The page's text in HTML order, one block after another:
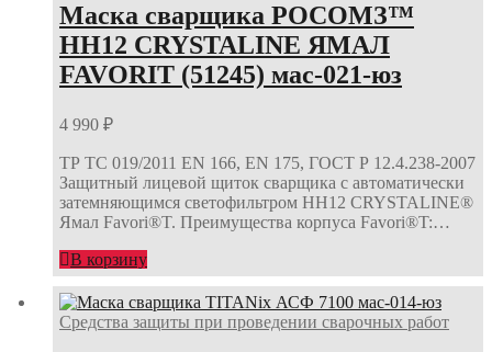
Маска сварщика РОСОМЗ™
НН12 CRYSTALINE ЯМАЛ
FAVORIT (51245) мас-021-юз
4 990 ₽
ТР ТС 019/2011 EN 166, EN 175, ГОСТ Р 12.4.238-2007
Защитный лицевой щиток сварщика с автоматически
затемняющимся светофильтром НН12 CRYSTALINE®
Ямал Favori®T. Преимущества корпуса Favori®T:…
В корзину
Средства защиты при проведении сварочных работ